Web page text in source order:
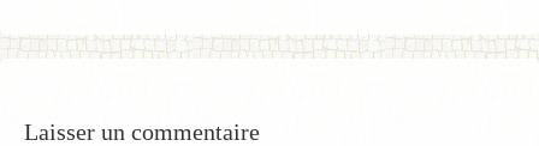
Laisser un commentaire